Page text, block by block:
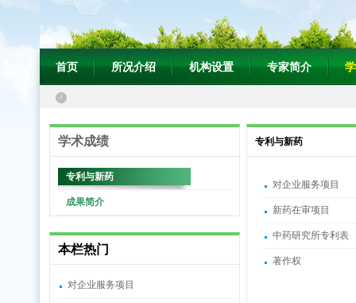
首页 所况介绍 机构设置 专家简介
学术成绩
专利与新药
成果简介
本栏热门
对企业服务项目
专利与新药
对企业服务项目
新药在审项目
中药研究所专利表
著作权